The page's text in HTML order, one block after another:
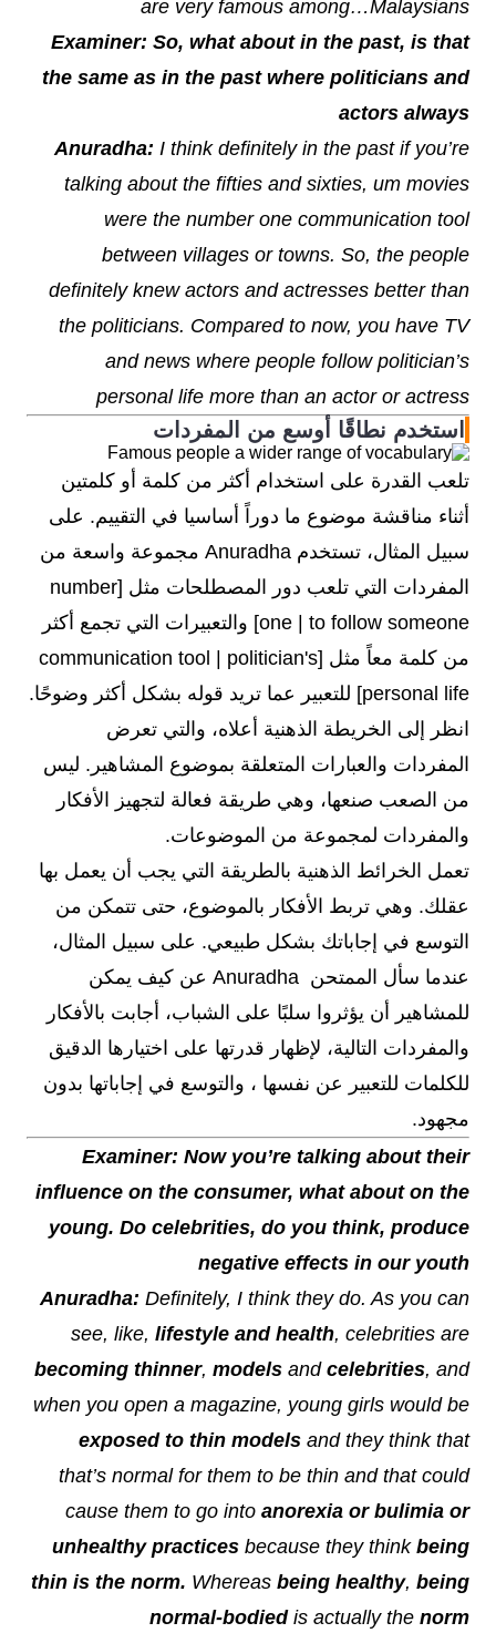
are very famous among…Malaysians
Examiner: So, what about in the past, is that
the same as in the past where politicians and
actors always
Anuradha: I think definitely in the past if you’re
talking about the fifties and sixties, um movies
were the number one communication tool
between villages or towns. So, the people
definitely knew actors and actresses better than
the politicians. Compared to now, you have TV
and news where people follow politician’s
personal life more than an actor or actress
استخدم نطاقًا أوسع من المفردات
تلعب القدرة على استخدام أكثر من كلمة أو كلمتين
أثناء مناقشة موضوع ما دوراً أساسيا في التقييم. على
سبيل المثال، تستخدم Anuradha مجموعة واسعة من
المفردات التي تلعب دور المصطلحات مثل [number
one | to follow someone] والتعبيرات التي تجمع أكثر
من كلمة معاً مثل [communication tool | politician's
personal life] للتعبير عما تريد قوله بشكل أكثر وضوحًا.
انظر إلى الخريطة الذهنية أعلاه، والتي تعرض
المفردات والعبارات المتعلقة بموضوع المشاهير. ليس
من الصعب صنعها، وهي طريقة فعالة لتجهيز الأفكار
والمفردات لمجموعة من الموضوعات.
تعمل الخرائط الذهنية بالطريقة التي يجب أن يعمل بها
عقلك. وهي تربط الأفكار بالموضوع، حتى تتمكن من
التوسع في إجاباتك بشكل طبيعي. على سبيل المثال،
عندما سأل الممتحن Anuradha عن كيف يمكن
للمشاهير أن يؤثروا سلبًا على الشباب، أجابت بالأفكار
والمفردات التالية، لإظهار قدرتها على اختيارها الدقيق
للكلمات للتعبير عن نفسها ، والتوسع في إجاباتها بدون
مجهود.
Examiner: Now you’re talking about their
influence on the consumer, what about on the
young. Do celebrities, do you think, produce
negative effects in our youth
Anuradha: Definitely, I think they do. As you can
see, like, lifestyle and health, celebrities are
becoming thinner, models and celebrities, and
when you open a magazine, young girls would be
exposed to thin models and they think that
that’s normal for them to be thin and that could
cause them to go into anorexia or bulimia or
unhealthy practices because they think being
thin is the norm. Whereas being healthy, being
normal-bodiedis actually the norm